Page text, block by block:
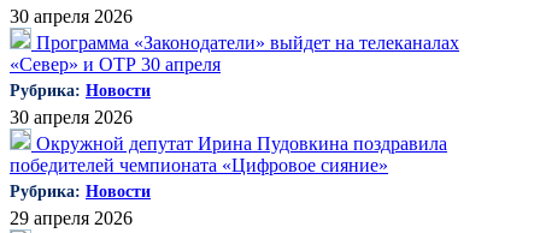
30 апреля 2026
Программа «Законодатели» выйдет на телеканалах
«Север» и ОТР 30 апреля
Рубрика: Новости
30 апреля 2026
Окружной депутат Ирина Пудовкина поздравила
победителей чемпионата «Цифровое сияние»
Рубрика: Новости
29 апреля 2026